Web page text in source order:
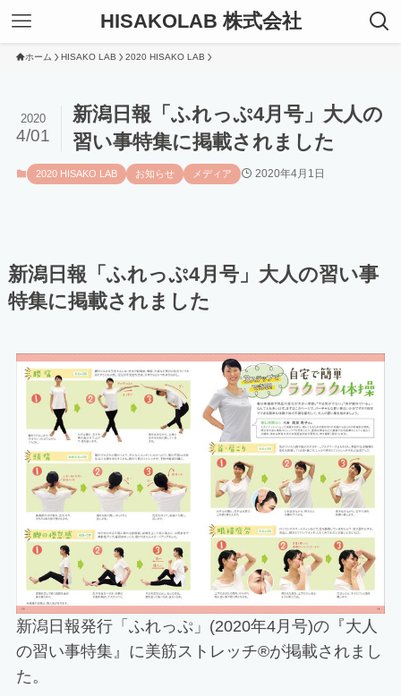
HISAKOLAB 株式会社
ホーム HISAKO LAB 2020 HISAKO LAB
新潟日報「ふれっぷ4月号」大人の
習い事特集に掲載されました
2020
4/01
2020 HISAKO LAB お知らせ メディア 2020年4月1日
新潟日報「ふれっぷ4月号」大人の習い事
特集に掲載されました
新潟日報発行「ふれっぷ」(2020年4月号)の『大人
の習い事特集』に美筋ストレッチ®が掲載されまし
た。